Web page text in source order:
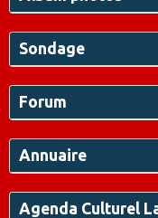
Sondage
Forum
Annuaire
Agenda Culturel